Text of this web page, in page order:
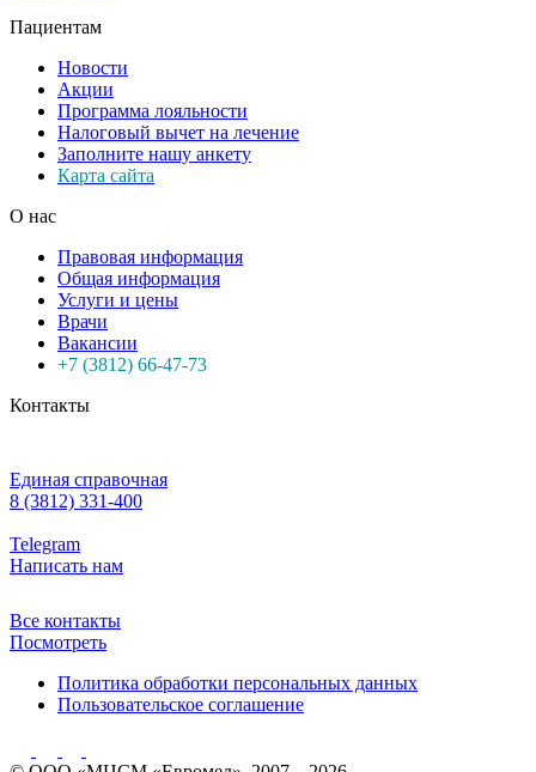
Пациентам
Новости
Акции
Программа лояльности
Налоговый вычет на лечение
Заполните нашу анкету
Карта сайта
О нас
Правовая информация
Общая информация
Услуги и цены
Врачи
Вакансии
+7 (3812) 66-47-73
Контакты
Единая справочная
8 (3812) 331-400
Telegram
Написать нам
Все контакты
Посмотреть
Политика обработки персональных данных
Пользовательское соглашение